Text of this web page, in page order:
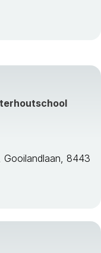
Gooilandlaan, 8443